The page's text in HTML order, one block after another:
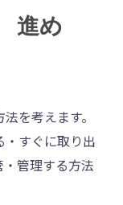
進め
を考えます。
すぐに取り出
管理する方法